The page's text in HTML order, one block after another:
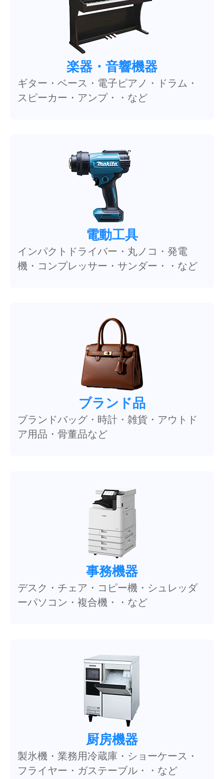
楽器・音響機器
ギター・ベース・電子ピアノ・ドラム・
スピーカー・アンプ・・など
電動工具
インパクトドライバー・丸ノコ・発電
機・コンプレッサー・サンダー・・など
ブランド品
ブランドバッグ・時計・雑貨・アウトド
ア用品・骨董品など
事務機器
デスク・チェア・コピー機・シュレッダ
ーパソコン・複合機・・など
厨房機器
製氷機・業務用冷蔵庫・ショーケース・
フライヤー・ガステーブル・・など